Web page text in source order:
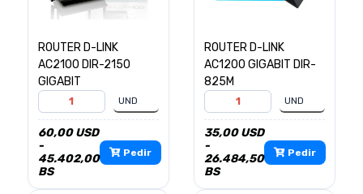
ROUTER D-LINK
AC2100 DIR-2150
GIGABIT
60,00 USD
-
45.402,00
BS
Pedir
ROUTER D-LINK
AC1200 GIGABIT DIR-
825M
35,00 USD
-
26.484,50
BS
Pedir